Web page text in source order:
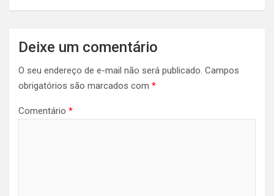
Deixe um comentário
O seu endereço de e-mail não será publicado. Campos
obrigatórios são marcados com *
Comentário *